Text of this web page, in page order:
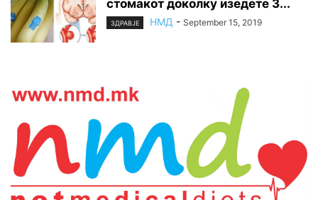
стомакот доколку изедете 3...
ЗДРАВЈЕ НМД - September 15, 2019